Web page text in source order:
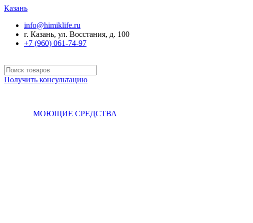
Казань
info@himiklife.ru
г. Казань, ул. Восстания, д. 100
+7 (960) 061-74-97
Получить консультацию
МОЮЩИЕ СРЕДСТВА